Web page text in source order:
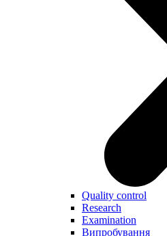
Quality control
Research
Examination
Випробування